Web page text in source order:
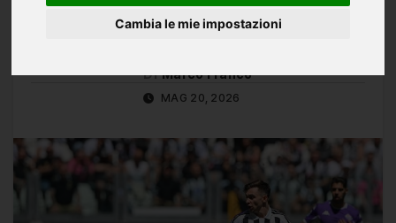
Cambia le mie impostazioni
Di Marco Franco
MAG 20, 2026